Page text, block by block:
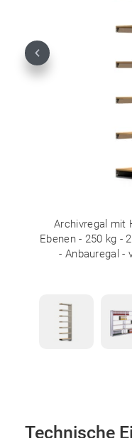
Archivregal mit
Ebenen - 250 kg -
- Anbauregal -
Previous
Technische